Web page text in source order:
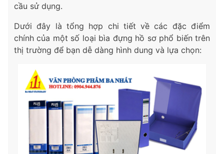
cầu sử dụng.
Dưới đây là tổng hợp chi tiết về các đặc điểm
chính của một số loại bìa đựng hồ sơ phổ biến trên
thị trường để bạn dễ dàng hình dung và lựa chọn: